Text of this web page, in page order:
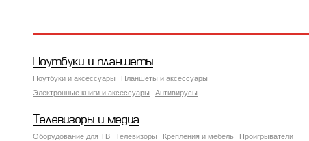
Ноутбуки и планшеты
Ноутбуки и аксессуары
Планшеты и аксессуары
Электронные книги и аксессуары
Антивирусы
Телевизоры и медиа
Оборудование для ТВ Телевизоры Крепления и мебель
Проигрыватели